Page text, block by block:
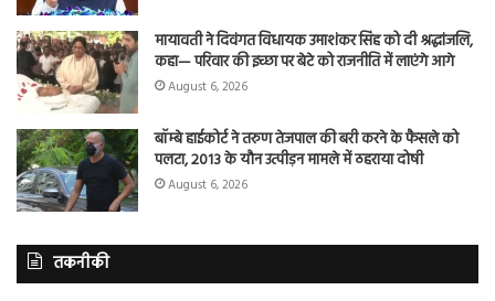
मायावती ने दिवंगत विधायक उमाशंकर सिंह को दी श्रद्धांजलि,
कहा— परिवार की इच्छा पर बेटे को राजनीति में लाएंगे आगे
August 6, 2026
बॉम्बे हाईकोर्ट ने तरुण तेजपाल की बरी करने के फैसले को
पलटा, 2013 के यौन उत्पीड़न मामले में ठहराया दोषी
August 6, 2026
तकनीकी